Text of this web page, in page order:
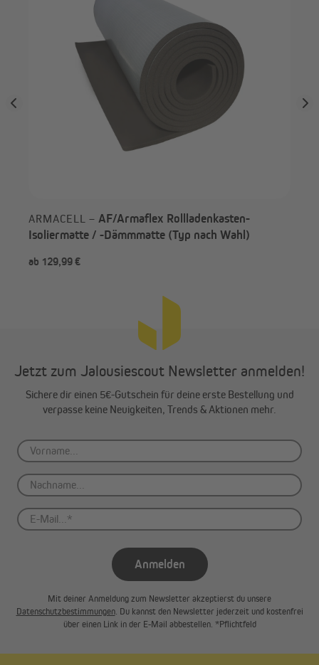
ARMACELL – AF/Armaflex Rollladenkasten-
Isoliermatte / -Dämmmatte (Typ nach Wahl)
ab 129,99 €
Jetzt zum Jalousiescout Newsletter anmelden!
Sichere dir einen 5€-Gutschein für deine erste Bestellung und
verpasse keine Neuigkeiten, Trends & Aktionen mehr.
Anmelden
Mit deiner Anmeldung zum Newsletter akzeptierst du unsere
Datenschutzbestimmungen. Du kannst den Newsletter jederzeit und kostenfrei
über einen Link in der E-Mail abbestellen. *Pflichtfeld